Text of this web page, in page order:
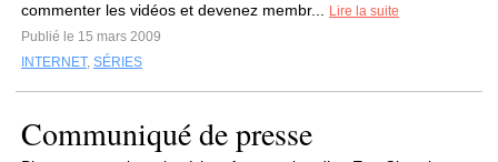
commenter les vidéos et devenez membr...
Lire la suite
Publié le 15 mars 2009
INTERNET, SÉRIES
Communiqué de presse